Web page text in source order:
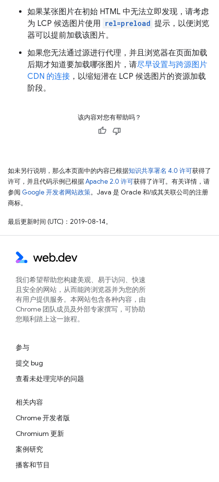
如果某张图片在初始 HTML 中无法立即发现，请考虑
为 LCP 候选图片使用 rel=preload 提示，以便浏览
器可以提前加载该图片。
如果您无法通过源进行代理，并且浏览器在页面加载
后期才知道要加载哪张图片，请尽早设置与跨源图片
CDN 的连接 ，以缩短潜在 LCP 候选图片的资源加载
阶段。
该内容对您有帮助吗？
如未另行说明，那么本页面中的内容已根据知识共享署名 4.0 许可获得了
许可，并且代码示例已根据Apache 2.0 许可获得了许可。有关详情，请
参阅 Google 开发者网站政策。Java 是 Oracle 和/或其关联公司的注册
商标。
最后更新时间 (UTC)：2019-08-14。
我们希望帮助您构建美观、易于访问、快速
且安全的网站，从而能跨浏览器并为您的所
有用户提供服务。本网站包含各种内容，由
Chrome 团队成员及外部专家撰写，可协助
您顺利踏上这一旅程。
参与
提交 bug
查看未处理完毕的问题
相关内容
Chrome 开发者版
Chromium 更新
案例研究
播客和节目